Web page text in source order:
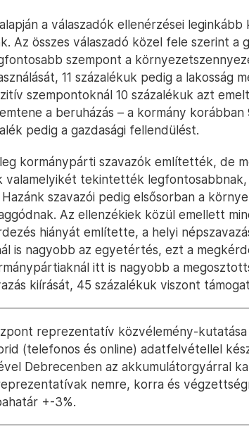
a válaszadók ellenérzései
Az összes válaszadó közel fele szerint a
szempont a
11 százalékuk pedig a lakosság
szempontoknál 10 százalékuk azt
a beruházás – a kormány korábban
pedig a gazdasági fellendülést.
kormánypárti szavazók említették, de
valamelyikét tekintették
szavazói pedig elsősorban a
Az ellenzékiek közül emellett
hiányát említette, a helyi
is nagyobb az egyetértés, ezt a
itt is nagyobb a
kiírását, 45 százalékuk viszont
reprezentatív közvélemény-
(telefonos és online) adatfelvétellel
Debrecenben az akkumulátorgyárral
nemre, korra és
+-3%.